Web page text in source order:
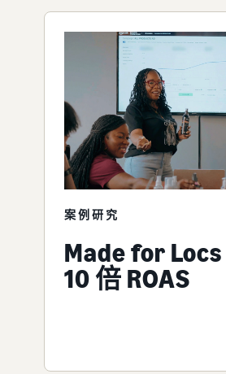
案例研究
Made for
10 倍 ROAS